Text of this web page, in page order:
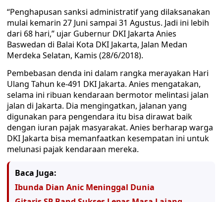
“Penghapusan sanksi administratif yang dilaksanakan
mulai kemarin 27 Juni sampai 31 Agustus. Jadi ini lebih
dari 68 hari,” ujar Gubernur DKI Jakarta Anies
Baswedan di Balai Kota DKI Jakarta, Jalan Medan
Merdeka Selatan, Kamis (28/6/2018).
Pembebasan denda ini dalam rangka merayakan Hari
Ulang Tahun ke-491 DKI Jakarta. Anies mengatakan,
selama ini ribuan kendaraan bermotor melintasi jalan
jalan di Jakarta. Dia mengingatkan, jalanan yang
digunakan para pengendara itu bisa dirawat baik
dengan iuran pajak masyarakat. Anies berharap warga
DKI Jakarta bisa memanfaatkan kesempatan ini untuk
melunasi pajak kendaraan mereka.
Baca Juga:
Ibunda Dian Anic Meninggal Dunia